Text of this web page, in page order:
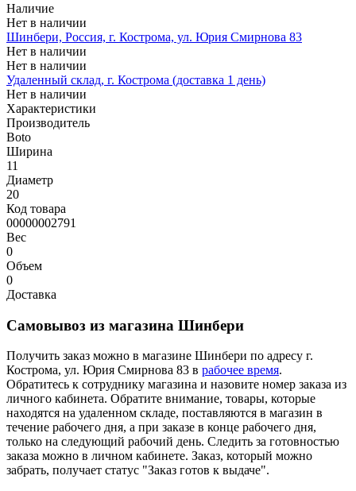
Наличие
Нет в наличии
Шинбери, Россия, г. Кострома, ул. Юрия Смирнова 83
Нет в наличии
Нет в наличии
Удаленный склад, г. Кострома (доставка 1 день)
Нет в наличии
Характеристики
Производитель
Boto
Ширина
11
Диаметр
20
Код товара
00000002791
Вес
0
Объем
0
Доставка
Самовывоз из магазина Шинбери
Получить заказ можно в магазине Шинбери по адресу г.
Кострома, ул. Юрия Смирнова 83 в рабочее время.
Обратитесь к сотруднику магазина и назовите номер заказа из
личного кабинета. Обратите внимание, товары, которые
находятся на удаленном складе, поставляются в магазин в
течение рабочего дня, а при заказе в конце рабочего дня,
только на следующий рабочий день. Следить за готовностью
заказа можно в личном кабинете. Заказ, который можно
забрать, получает статус "Заказ готов к выдаче".